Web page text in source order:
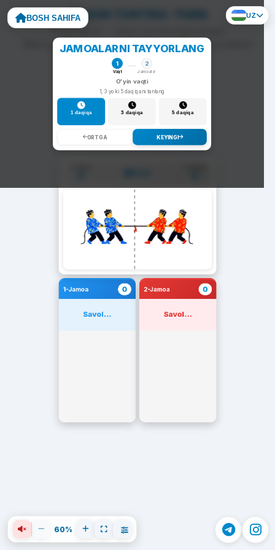
BOSH SAHIFA UZ
ARQON TORTISH: TOÁN
To'g'ri javob — arqon siz tomonga tortiladi.
Noto'g'ri javob — arqon raqib tomonga siljiydi va darhol
yangi savol chiqadi.
JAMOALARNI TAYYORLANG
1
Vaqt
2
Jamoalar
O'yin vaqti
1, 3 yoki 5 daqiqani tanlang
1 daqiqa 3 daqiqa 5 daqiqa
ORTGA KEYINGI
1-Jamoa 0
Savol...
2-Jamoa 0
Savol...
60%